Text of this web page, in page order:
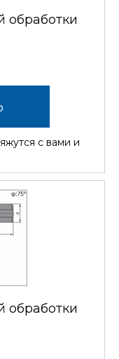
обработки
с вами и
обработки